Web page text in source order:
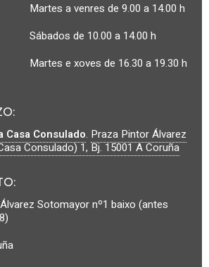
Martes a venres de 9.00 a 14.00 h
Sábados de 10.00 a 14.00 h
Martes e xoves de 16.30 a 19.30 h
Casa Consulado. Praza Pintor Álvarez
Consulado) 1, Bj.15001A Coruña
:
Sotomayor nº1 baixo (antes